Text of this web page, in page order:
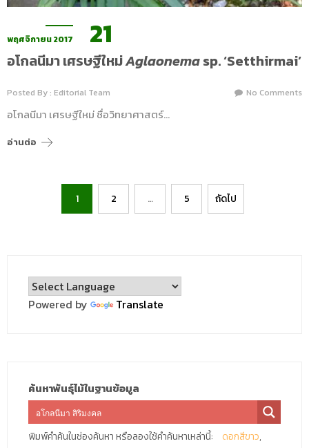
พฤศจิกายน 2017 21
อโกลนีมา เศรษฐีใหม่Aglaonemasp. ‘Setthirmai’
Posted By : Editorial Team No Comments
อโกลนีมา เศรษฐีใหม่ ชื่อวิทยาศาสตร์…
อ่านต่อ
pagination
1 2 … 5 ถัดไป
Powered by Translate
ค้นหาพันธุ์ไม้ในฐานข้อมูล
พิมพ์คำค้นในช่องค้นหา หรือลองใช้คำค้นหาเหล่านี้:
ดอกสีขาว